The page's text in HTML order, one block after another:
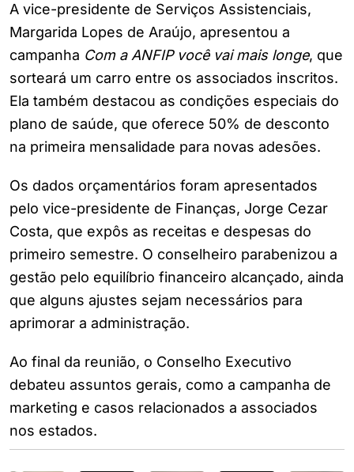
A vice-presidente de Serviços Assistenciais,
Margarida Lopes de Araújo, apresentou a
campanha Com a ANFIP você vai mais longe, que
sorteará um carro entre os associados inscritos.
Ela também destacou as condições especiais do
plano de saúde, que oferece 50% de desconto
na primeira mensalidade para novas adesões.
Os dados orçamentários foram apresentados
pelo vice-presidente de Finanças, Jorge Cezar
Costa, que expôs as receitas e despesas do
primeiro semestre. O conselheiro parabenizou a
gestão pelo equilíbrio financeiro alcançado, ainda
que alguns ajustes sejam necessários para
aprimorar a administração.
Ao final da reunião, o Conselho Executivo
debateu assuntos gerais, como a campanha de
marketing e casos relacionados a associados
nos estados.